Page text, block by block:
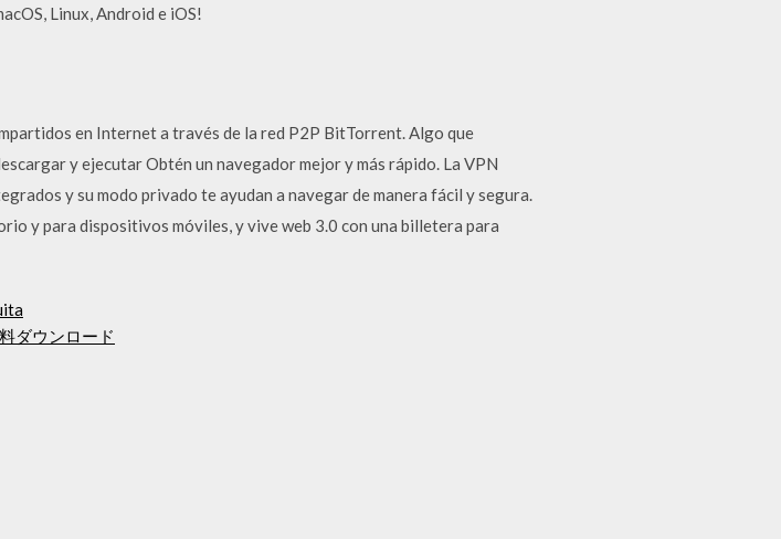
Linux, Android e iOS!
en Internet a través de la red P2P BitTorrent. Algo que
y ejecutar Obtén un navegador mejor y más rápido. La VPN
y su modo privado te ayudan a navegar de manera fácil y segura.
y para dispositivos móviles, y vive web 3.0 con una billetera para
ダウンロード